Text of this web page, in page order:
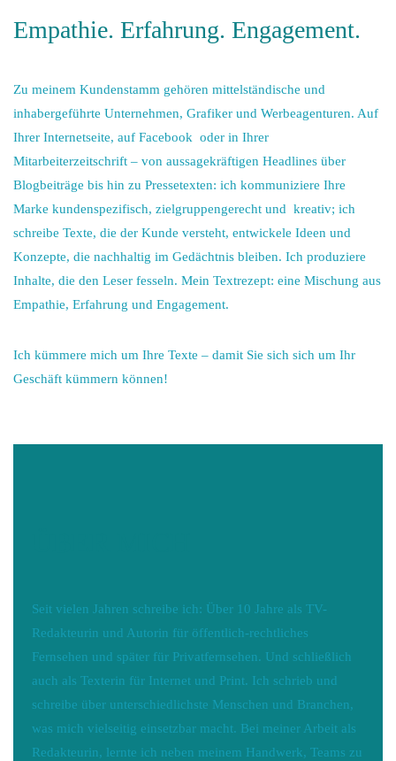
Empathie. Erfahrung. Engagement.
Zu meinem Kundenstamm gehören mittelständische und
inhabergeführte Unternehmen, Grafiker und Werbeagenturen. Auf
Ihrer Internetseite, auf Facebook oder in Ihrer
Mitarbeiterzeitschrift – von aussagekräftigen Headlines über
Blogbeiträge bis hin zu Pressetexten: ich kommuniziere Ihre
Marke kundenspezifisch, zielgruppengerecht und kreativ; ich
schreibe Texte, die der Kunde versteht, entwickele Ideen und
Konzepte, die nachhaltig im Gedächtnis bleiben. Ich produziere
Inhalte, die den Leser fesseln. Mein Textrezept: eine Mischung aus
Empathie, Erfahrung und Engagement.
Ich kümmere mich um Ihre Texte – damit Sie sich sich um Ihr
Geschäft kümmern können!
Seit vielen Jahren schreibe ich: Über 10 Jahre als TV-
Redakteurin und Autorin für öffentlich-rechtliches
Fernsehen und später für Privatfernsehen. Und schließlich
auch als Texterin für Internet und Print. Ich schrieb und
schreibe über unterschiedlichste Menschen und Branchen,
was mich vielseitig einsetzbar macht. Bei meiner Arbeit als
Redakteurin, lernte ich neben meinem Handwerk, Teams zu